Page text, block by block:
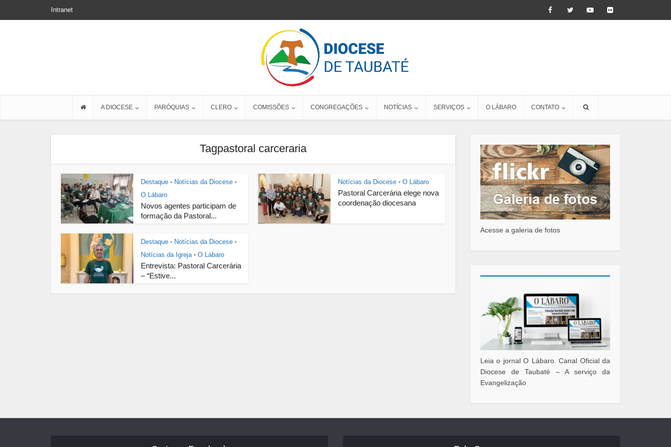
Intranet
A DIOCESE PARÓQUIAS CLERO COMISSÕES CONGREGAÇÕES NOTÍCIAS SERVIÇOS O LÁBARO CONTATO
Tagpastoral carceraria
Destaque • Notícias da Diocese •
O Lábaro
Novos agentes participam de
formação da Pastoral...
Notícias da Diocese • O Lábaro
Pastoral Carcerária elege nova
coordenação diocesana
Destaque • Notícias da Diocese •
Notícias da Igreja • O Lábaro
Entrevista: Pastoral Carcerária
– “Estive...
Acesse a galeria de fotos
Leia o jornal O Lábaro. Canal Oficial da
Diocese de Taubaté – A serviço da
Evangelização